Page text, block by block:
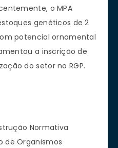
o MPA
genéticos de 2
potencial ornamental
a inscrição de
do setor no RGP.
Normativa
de Organismos